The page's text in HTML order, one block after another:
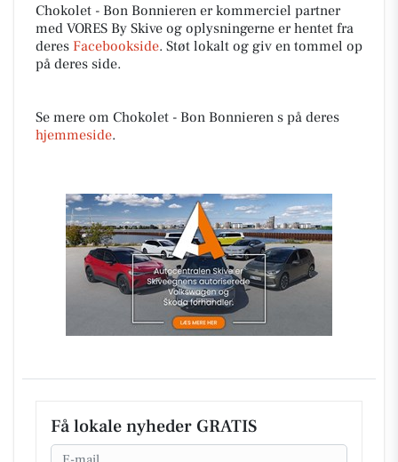
Chokolet - Bon Bonnieren er kommerciel partner
med VORES By Skive og oplysningerne er hentet fra
deres Facebookside. Støt lokalt og giv en tommel op
på deres side.
Se mere om Chokolet - Bon Bonnieren s på deres
hjemmeside.
Få lokale nyheder GRATIS
Email